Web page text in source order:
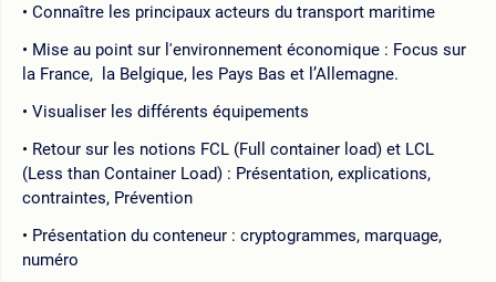
Connaître les principaux acteurs du transport maritime
Mise au point sur l'environnement économique : Focus sur
la France, la Belgique, les Pays Bas et l’Allemagne.
Visualiser les différents équipements
Retour sur les notions FCL (Full container load) et LCL
(Less than Container Load) : Présentation, explications,
contraintes, Prévention
Présentation du conteneur : cryptogrammes, marquage,
numéro